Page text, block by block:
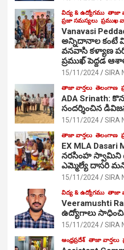
విద్య & ఉద్యోగము తాజా
ప్రజా సమస్యలు ప్రముఖ
Vanavasi
అన్నిదానాల కంటే
వనవాసి కళ్యాణ
ప్రముఖ్ పెద్దడ
15/11/2024 SIRA
తాజా వార్తలు తెలంగాణ
ADA Srinath:
సంద‌ర్శించిన
15/11/2024 SIRA
తాజా వార్తలు తెలంగాణ
EX MLA Dasari
నరసింహ స్వామిని
ఎమ్మెల్యే దాసరి
15/11/2024 SIRA
విద్య & ఉద్యోగము తాజా
Veeramushti
ఉద్యోగాలు
15/11/2024 SIRA
ఆంధ్రప్రదేశ్ తాజా వార్తలు